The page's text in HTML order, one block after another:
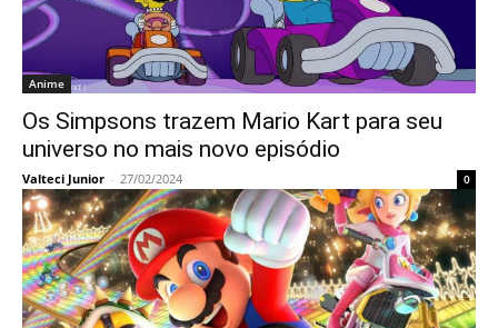
Anime
Os Simpsons trazem Mario Kart para seu
universo no mais novo episódio
Valteci Junior - 27/02/2024 0